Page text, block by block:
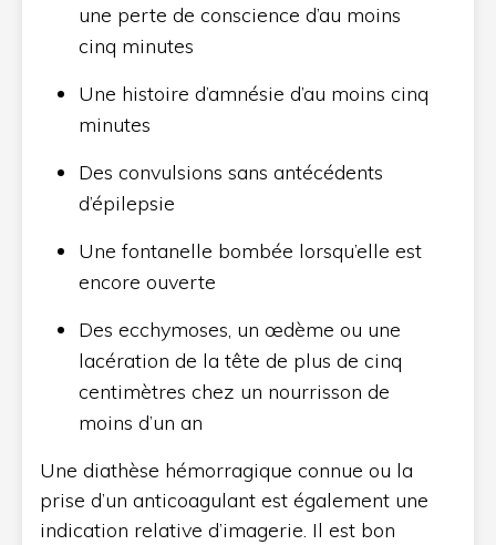
une perte de conscience d’au moins
cinq minutes
Une histoire d’amnésie d’au moins cinq
minutes
Des convulsions sans antécédents
d’épilepsie
Une fontanelle bombée lorsqu’elle est
encore ouverte
Des ecchymoses, un œdème ou une
lacération de la tête de plus de cinq
centimètres chez un nourrisson de
moins d’un an
Une diathèse hémorragique connue ou la
prise d’un anticoagulant est également une
indication relative d’imagerie. Il est bon